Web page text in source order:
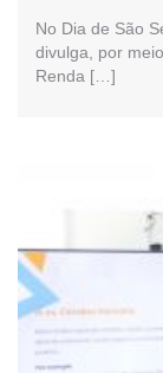
No Dia de São
divulga, por
Renda […]